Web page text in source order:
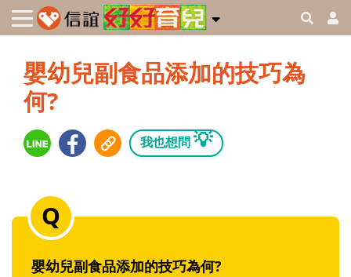
嬰幼兒副食品添加的技巧為
何?
我也想問 💡
嬰幼兒副食品添加的技巧為何?